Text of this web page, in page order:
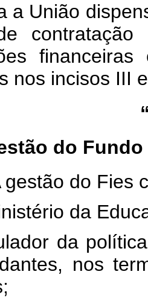
a União
nos incisos III
do
gestão do Fies
da
da
nos